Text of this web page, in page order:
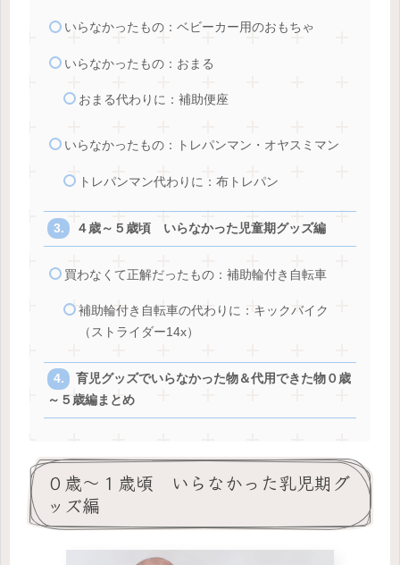
いらなかったもの：ベビーカー用のおもちゃ
いらなかったもの：おまる
おまる代わりに：補助便座
いらなかったもの：トレパンマン・オヤスミマン
トレパンマン代わりに：布トレパン
４歳～５歳頃 いらなかった児童期グッズ編
買わなくて正解だったもの：補助輪付き自転車
補助輪付き自転車の代わりに：キックバイク
（ストライダー14x）
育児グッズでいらなかった物＆代用できた物０歳
～５歳編まとめ
０歳～１歳頃 いらなかった乳児期グ
ッズ編